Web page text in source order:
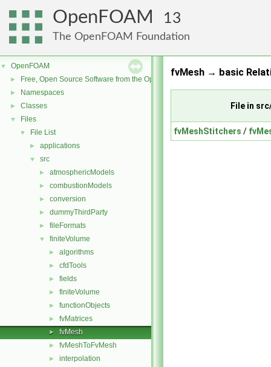
OpenFOAM 13
The OpenFOAM Foundation
▼ OpenFOAM
► Free, Open Source Software from the OpenFOAM Foundation
► Namespaces
► Classes
▼ Files
▼ File List
► applications
▼ src
► atmosphericModels
► combustionModels
► conversion
► dummyThirdParty
► fileFormats
▼ finiteVolume
► algorithms
► cfdTools
► fields
► finiteVolume
► functionObjects
► fvMatrices
► fvMesh
► fvMeshToFvMesh
► interpolation
fvMesh → basic
File in
fvMeshStitchers /